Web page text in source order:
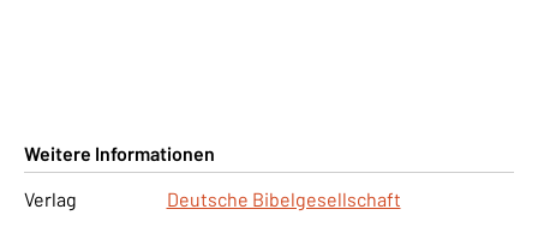
Weitere Informationen
Verlag
Deutsche Bibelgesellschaft